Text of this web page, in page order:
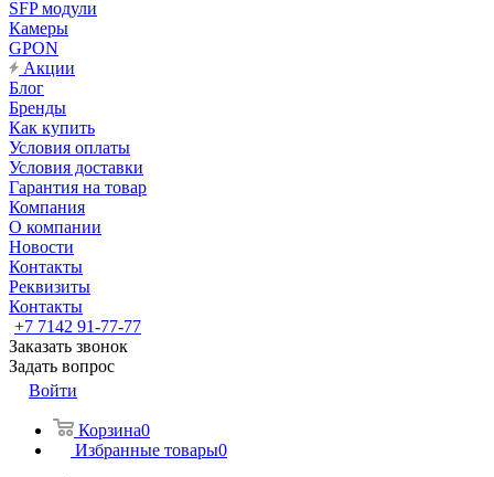
SFP модули
Камеры
GPON
Акции
Блог
Бренды
Как купить
Условия оплаты
Условия доставки
Гарантия на товар
Компания
О компании
Новости
Контакты
Реквизиты
Контакты
+7 7142 91-77-77
Заказать звонок
Задать вопрос
Войти
Корзина0
Избранные товары0